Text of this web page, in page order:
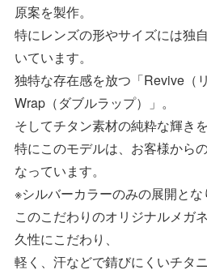
原案を製作。
特にレンズの形やサイズには独
いています。
独特な存在感を放つ「Revive
Wrap（ダブルラップ）」。
そしてチタン素材の純粋な輝き
特にこのモデルは、お客様から
なっています。
※シルバーカラーのみの展開とな
このこだわりのオリジナルメガ
久性にこだわり、
軽く、汗などで錆びにくいチタ